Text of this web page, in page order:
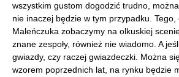
wszystkim gustom dogodzić trudno,
nie inaczej będzie w tym przypadku. Tego,
Maleńczuka zobaczymy na olkuskiej
znane zespoły, również nie wiadomo. A
gwiazdy, czy raczej gwiazdeczki. Można
wzorem poprzednich lat, na rynku będzie